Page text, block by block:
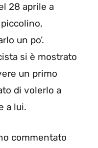
28 aprile a
un po’.
si è mostrato
un primo
di volerlo a
a lui.
commentato